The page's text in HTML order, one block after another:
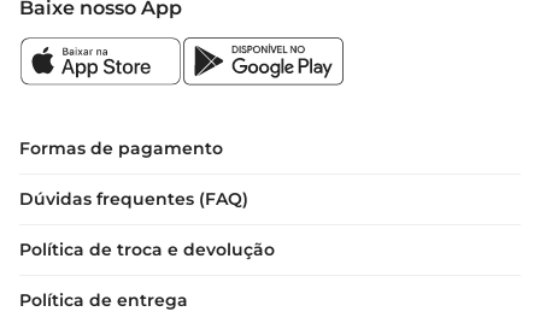
Baixe nosso App
Formas de pagamento
Dúvidas frequentes (FAQ)
Política de troca e devolução
Política de entrega